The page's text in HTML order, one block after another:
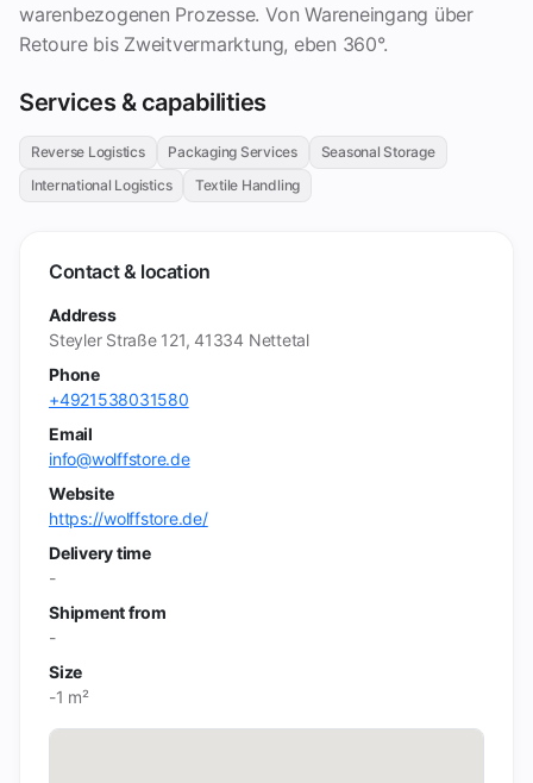
warenbezogenen Prozesse. Von Wareneingang über
Retoure bis Zweitvermarktung, eben 360°.
Services & capabilities
Reverse Logistics Packaging Services
Seasonal Storage
International Logistics
Textile Handling
Contact & location
Address
Steyler Straße 121, 41334 Nettetal
Phone
+4921538031580
Email
info@wolffstore.de
Website
https://wolffstore.de/
Delivery time
-
Shipment from
-
Size
-1 m²